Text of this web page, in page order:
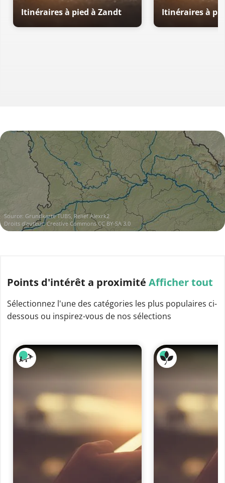
Itinéraires à pied à Zandt Itinéraires à
Source: Grundkarte TUBS, Relief Alexrk2
Droits d'auteur:Creative Commons CC BY-SA 3.0
Points d'intérêt a proximité Afficher tout
Sélectionnez l'une des catégories les plus populaires ci-
dessous ou inspirez-vous de nos sélections